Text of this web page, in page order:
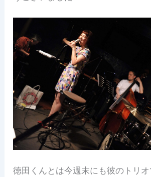
徳田くんとは今週末にも彼のトリ